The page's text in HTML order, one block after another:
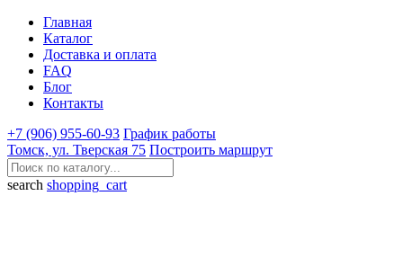
Главная
Каталог
Доставка и оплата
FAQ
Блог
Контакты
+7 (906) 955-60-93 График работы
Томск, ул. Тверская 75 Построить маршрут
search shopping_cart